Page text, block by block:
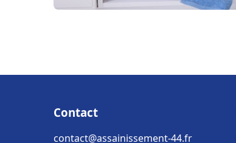
Contact
contact@assainissement-44.fr